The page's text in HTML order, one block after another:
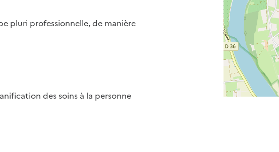
pluri professionnelle, de manière
des soins à la personne